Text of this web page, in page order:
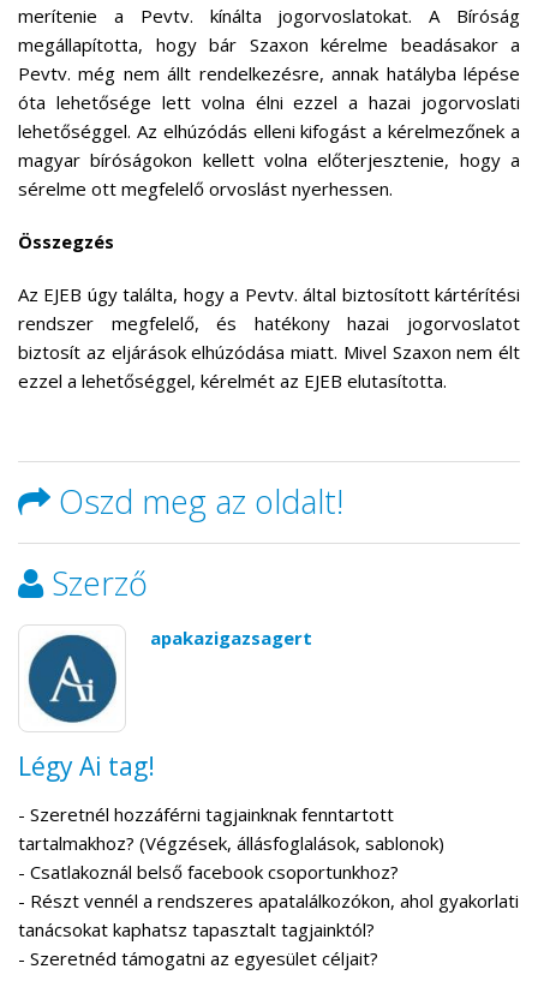
merítenie a Pevtv. kínálta jogorvoslatokat. A Bíróság
megállapította, hogy bár Szaxon kérelme beadásakor a
Pevtv. még nem állt rendelkezésre, annak hatályba lépése
óta lehetősége lett volna élni ezzel a hazai jogorvoslati
lehetőséggel. Az elhúzódás elleni kifogást a kérelmezőnek a
magyar bíróságokon kellett volna előterjesztenie, hogy a
sérelme ott megfelelő orvoslást nyerhessen.
Összegzés
Az EJEB úgy találta, hogy a Pevtv. által biztosított kártérítési
rendszer megfelelő, és hatékony hazai jogorvoslatot
biztosít az eljárások elhúzódása miatt. Mivel Szaxon nem élt
ezzel a lehetőséggel, kérelmét az EJEB elutasította.
Oszd meg az oldalt!
Szerző
apakazigazsagert
Légy Ai tag!
- Szeretnél hozzáférni tagjainknak fenntartott
tartalmakhoz? (Végzések, állásfoglalások, sablonok)
- Csatlakoznál belső facebook csoportunkhoz?
- Részt vennél a rendszeres apatalálkozókon, ahol gyakorlati
tanácsokat kaphatsz tapasztalt tagjainktól?
- Szeretnéd támogatni az egyesület céljait?